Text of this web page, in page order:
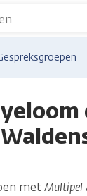
metMultipel